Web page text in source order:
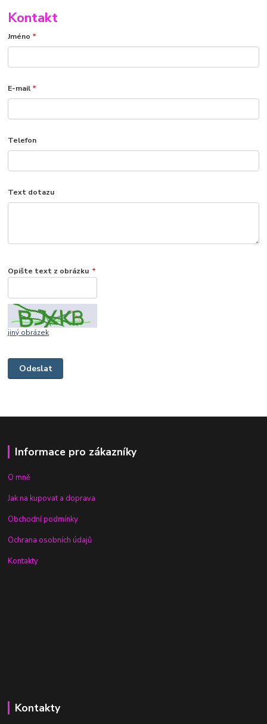
Kontakt
Jméno *
E-mail *
Telefon
Text dotazu
Opište text z obrázku *
jiný obrázek
Informace pro zákazníky
O mně
Jak na kupovat a doprava
Obchodní podmínky
Ochrana osobních údajů
Kontakty
Kontakty